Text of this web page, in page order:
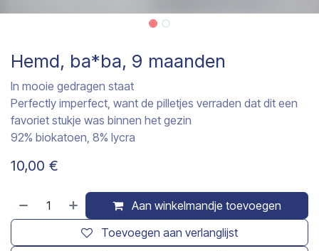
Hemd, ba*ba, 9 maanden
In mooie gedragen staat
Perfectly imperfect, want de pilletjes verraden dat dit een
favoriet stukje was binnen het gezin
92% biokatoen, 8% lycra
10,00 €
Aan winkelmandje toevoegen
Toevoegen aan verlanglijst